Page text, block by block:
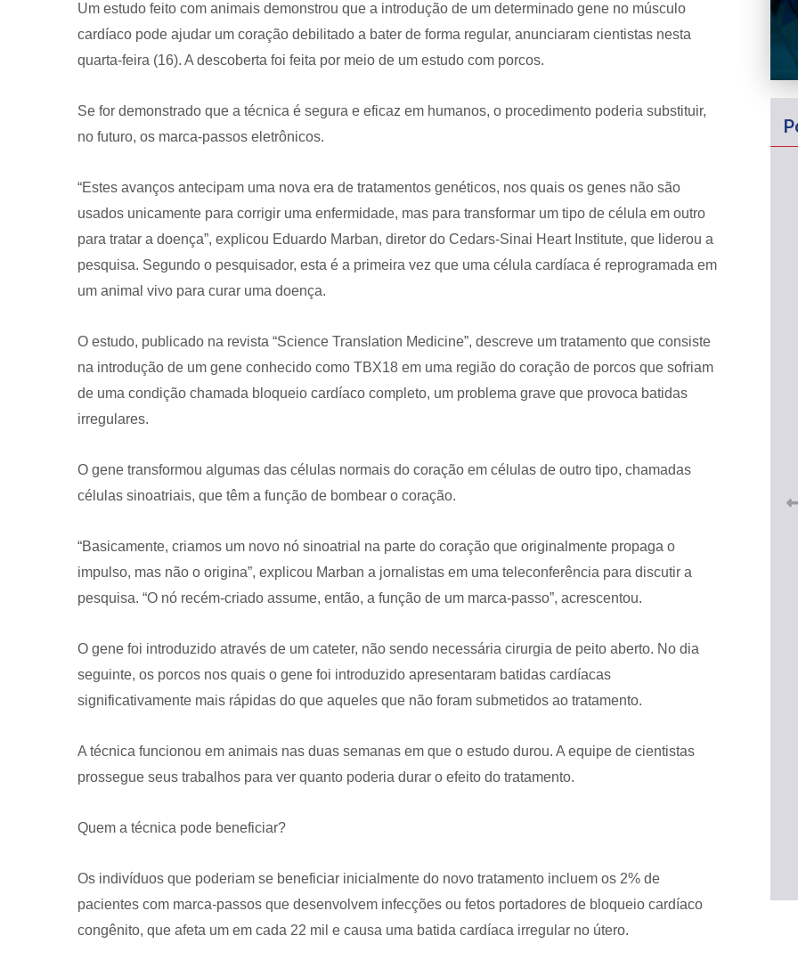
Um estudo feito com animais demonstrou que a introdução de um determinado gene no músculo
cardíaco pode ajudar um coração debilitado a bater de forma regular, anunciaram cientistas nesta
quarta-feira (16). A descoberta foi feita por meio de um estudo com porcos.
Se for demonstrado que a técnica é segura e eficaz em humanos, o procedimento poderia substituir,
no futuro, os marca-passos eletrônicos.
“Estes avanços antecipam uma nova era de tratamentos genéticos, nos quais os genes não são
usados unicamente para corrigir uma enfermidade, mas para transformar um tipo de célula em outro
para tratar a doença”, explicou Eduardo Marban, diretor do Cedars-Sinai Heart Institute, que liderou a
pesquisa. Segundo o pesquisador, esta é a primeira vez que uma célula cardíaca é reprogramada em
um animal vivo para curar uma doença.
O estudo, publicado na revista “Science Translation Medicine”, descreve um tratamento que consiste
na introdução de um gene conhecido como TBX18 em uma região do coração de porcos que sofriam
de uma condição chamada bloqueio cardíaco completo, um problema grave que provoca batidas
irregulares.
O gene transformou algumas das células normais do coração em células de outro tipo, chamadas
células sinoatriais, que têm a função de bombear o coração.
“Basicamente, criamos um novo nó sinoatrial na parte do coração que originalmente propaga o
impulso, mas não o origina”, explicou Marban a jornalistas em uma teleconferência para discutir a
pesquisa. “O nó recém-criado assume, então, a função de um marca-passo”, acrescentou.
O gene foi introduzido através de um cateter, não sendo necessária cirurgia de peito aberto. No dia
seguinte, os porcos nos quais o gene foi introduzido apresentaram batidas cardíacas
significativamente mais rápidas do que aqueles que não foram submetidos ao tratamento.
A técnica funcionou em animais nas duas semanas em que o estudo durou. A equipe de cientistas
prossegue seus trabalhos para ver quanto poderia durar o efeito do tratamento.
Quem a técnica pode beneficiar?
Os indivíduos que poderiam se beneficiar inicialmente do novo tratamento incluem os 2% de
pacientes com marca-passos que desenvolvem infecções ou fetos portadores de bloqueio cardíaco
congênito, que afeta um em cada 22 mil e causa uma batida cardíaca irregular no útero.
CRF-AL reforça importância do
29 de janeiro de 2026
CRF-AL renova parceria com
Virtual de Farmácia